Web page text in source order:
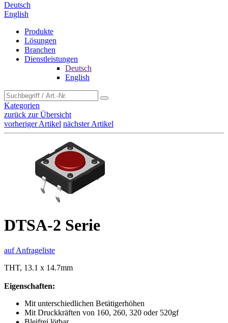
Deutsch
English
Produkte
Lösungen
Branchen
Dienstleistungen
Deutsch
English
Kategorien
zurück zur Übersicht
vorheriger Artikel nächster Artikel
DTSA-2 Serie
auf Anfrageliste
THT, 13.1 x 14.7mm
Eigenschaften:
Mit unterschiedlichen Betätigerhöhen
Mit Druckkräften von 160, 260, 320 oder 520gf